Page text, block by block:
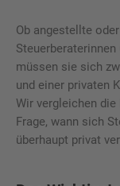
Ob angestellte
müssen sie sich
und einer privaten
Wir vergleichen
Frage, wann sich
überhaupt privat